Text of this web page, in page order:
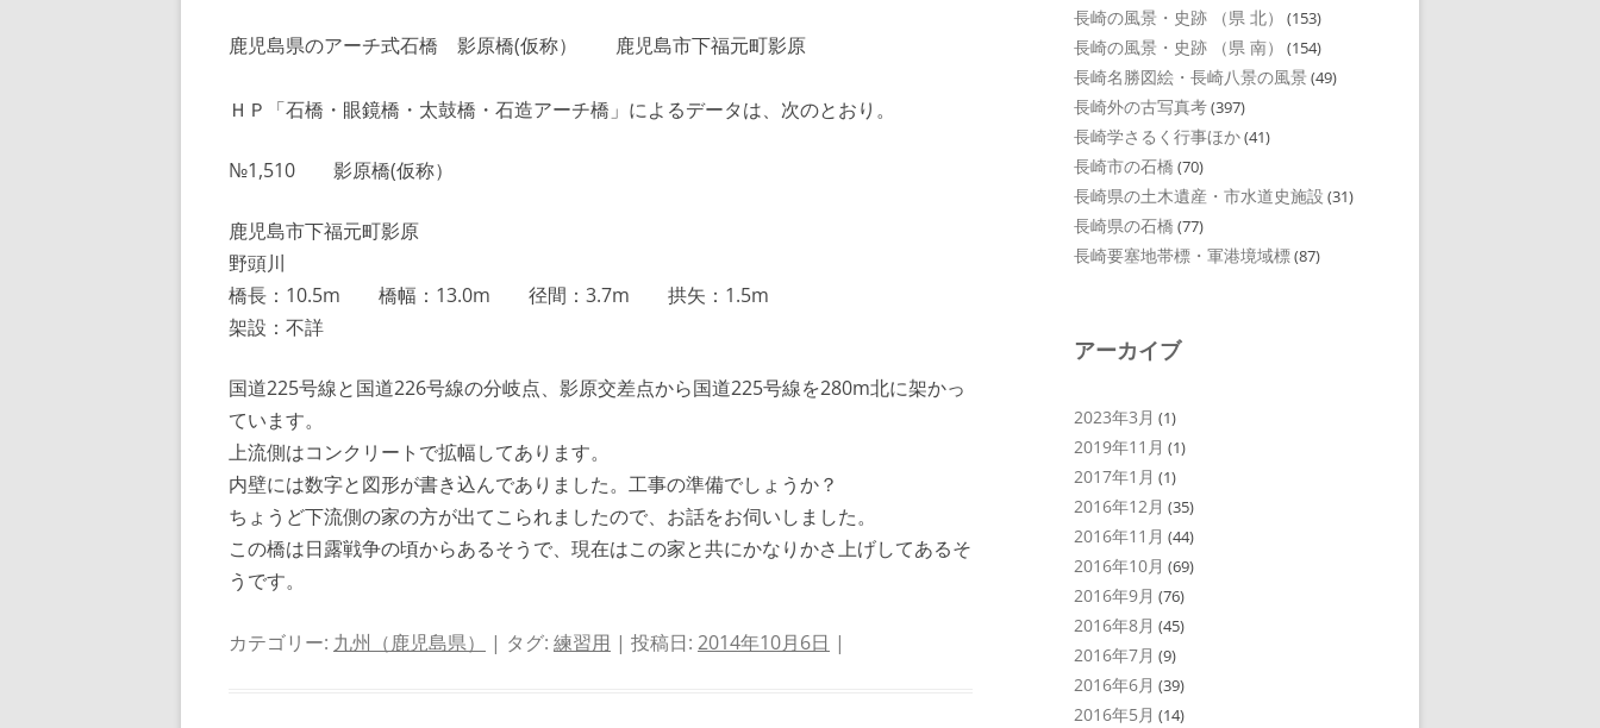
鹿児島県のアーチ式石橋 影原橋(仮称） 鹿児島市下福元町影原
ＨＰ「石橋・眼鏡橋・太鼓橋・石造アーチ橋」によるデータは、次のとおり。
№1,510 影原橋(仮称）
鹿児島市下福元町影原
野頭川
橋長：10.5m 橋幅：13.0m 径間：3.7m 拱矢：1.5m
架設：不詳
国道225号線と国道226号線の分岐点、影原交差点から国道225号線を280m北に架かっ
ています。
上流側はコンクリートで拡幅してあります。
内壁には数字と図形が書き込んでありました。工事の準備でしょうか？
ちょうど下流側の家の方が出てこられましたので、お話をお伺いしました。
この橋は日露戦争の頃からあるそうで、現在はこの家と共にかなりかさ上げしてあるそ
うです。
カテゴリー: 九州（鹿児島県） | タグ: 練習用 | 投稿日: 2014年10月6日 |
長崎の風景・史跡 （県 北） (153)
長崎の風景・史跡 （県 南） (154)
長崎名勝図絵・長崎八景の風景 (49)
長崎外の古写真考(397)
長崎学さるく行事ほか(41)
長崎市の石橋 (70)
長崎県の土木遺産・市水道史施設 (31)
長崎県の石橋 (77)
長崎要塞地帯標・軍港境域標(87)
アーカイブ
2023年3月 (1)
2019年11月 (1)
2017年1月 (1)
2016年12月 (35)
2016年11月 (44)
2016年10月 (69)
2016年9月 (76)
2016年8月 (45)
2016年7月 (9)
2016年6月 (39)
2016年5月 (14)